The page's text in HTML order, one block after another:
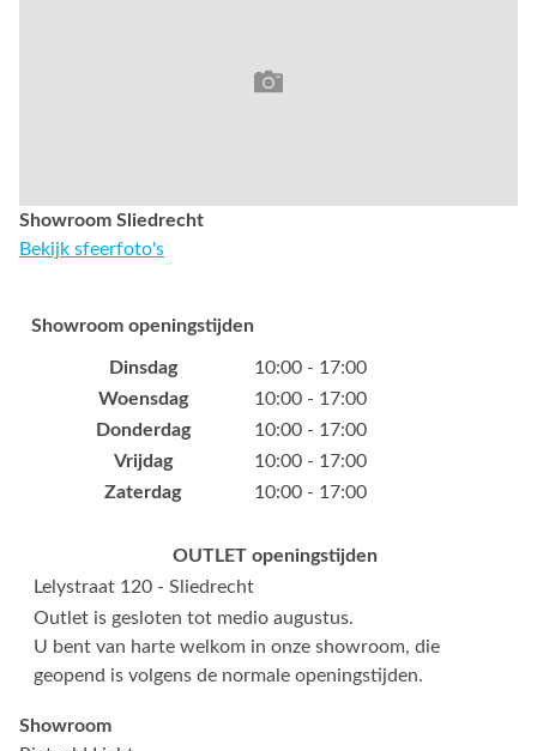
Showroom Sliedrecht
Bekijk sfeerfoto's
Showroom openingstijden
Dinsdag
10:00 - 17:00
Woensdag
10:00 - 17:00
Donderdag
10:00 - 17:00
Vrijdag
10:00 - 17:00
Zaterdag
10:00 - 17:00
OUTLET openingstijden
Lelystraat 120 - Sliedrecht
Outlet is gesloten tot medio augustus.
U bent van harte welkom in onze showroom, die
geopend is volgens de normale openingstijden.
Showroom